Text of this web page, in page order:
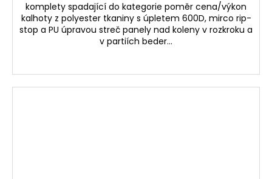
komplety spadající do kategorie poměr cena/výkon
kalhoty z polyester tkaniny s úpletem 600D, mirco rip-
stop a PU úpravou streč panely nad koleny v rozkroku a
v partiích beder...